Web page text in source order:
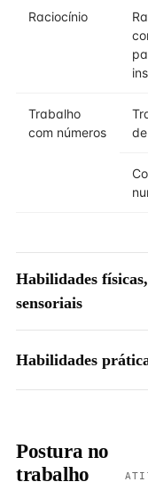
Raciocínio
Trabalho
com números
Habilidades
sensoriais
Habilidades
Postura no
trabalho